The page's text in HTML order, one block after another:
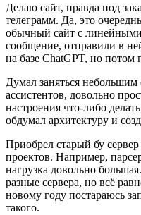
Делаю сайт, правда под
телеграмм. Да, это
обычный сайт с
сообщение, отправили в
на базе ChatGPT, но
Думал заняться небольшим
ассистентов, довольно
настроения что-либо
обдумал архитектуру и
Приобрел старый бу
проектов. Например,
нагрузка довольно
разные сервера, но всё
новому году постараюсь
такого.